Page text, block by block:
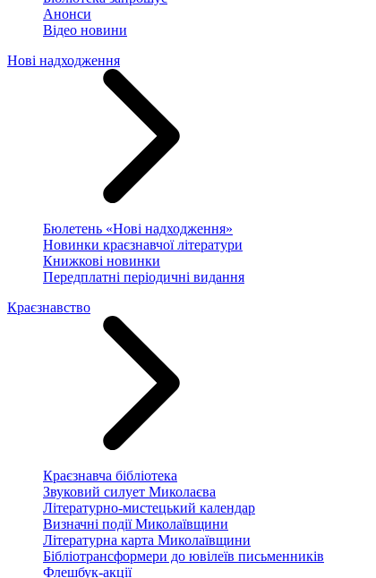
Анонси
Відео новини
Нові надходження
Бюлетень «Нові надходження»
Новинки краєзнавчої літератури
Книжкові новинки
Передплатні періодичні видання
Краєзнавство
Краєзнавча бібліотека
Звуковий силует Миколаєва
Літературно-мистецький календар
Визначні події Миколаївщини
Літературна карта Миколаївщини
Бібліотрансформери до ювілеїв письменників
Флешбук-акції